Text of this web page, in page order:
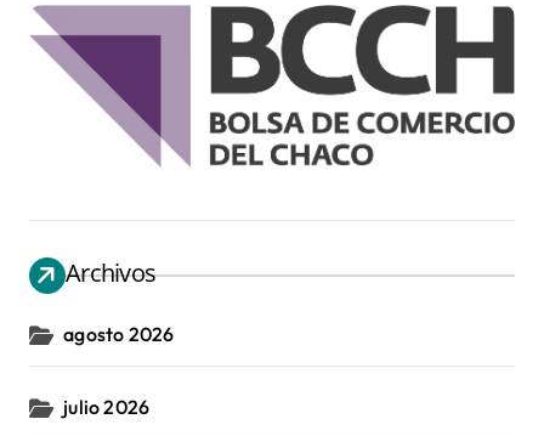
Archivos
agosto 2026
julio 2026